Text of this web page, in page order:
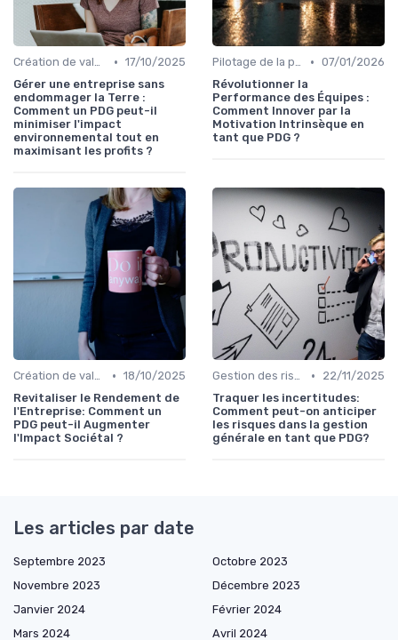
Création de valeur durable • 17/10/2025
Gérer une entreprise sans
endommager la Terre :
Comment un PDG peut-il
minimiser l'impact
environnemental tout en
maximisant les profits ?
Pilotage de la performance globale • 07/01/2026
Révolutionner la
Performance des Équipes :
Comment Innover par la
Motivation Intrinsèque en
tant que PDG ?
Création de valeur durable • 18/10/2025
Revitaliser le Rendement de
l'Entreprise: Comment un
PDG peut-il Augmenter
l'Impact Sociétal ?
Gestion des risques & résilience •
22/11/2025
Traquer les incertitudes:
Comment peut-on anticiper
les risques dans la gestion
générale en tant que PDG?
Les articles par date
Septembre 2023
Octobre 2023
Novembre 2023
Décembre 2023
Janvier 2024
Février 2024
Mars 2024
Avril 2024